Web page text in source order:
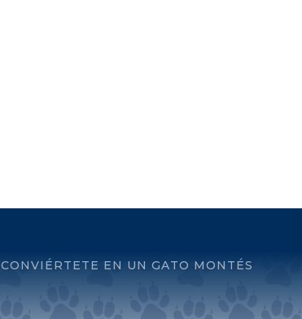
CONVIÉRTETE EN UN GATO MONTÉS